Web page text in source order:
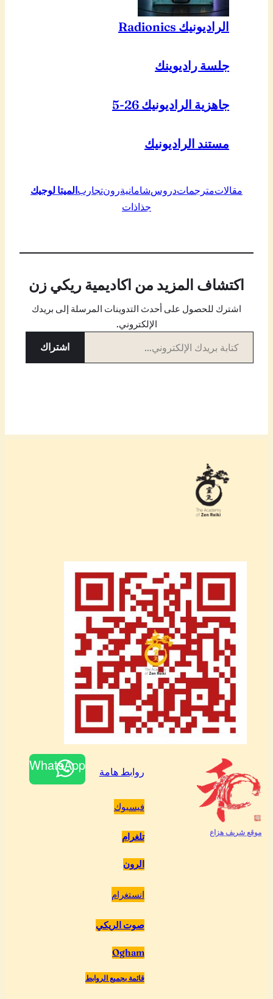
الراديونيك Radionics
جلسة راديوينك
جاهزية الراديونيك 26-5
مستند الراديونيك
مقالاتمترجماتدروسشامانيةرونتجاربالميتا لوجيك
جذاذات
اكتشاف المزيد من اكاديمية ريكي زن
اشترك للحصول على أحدث التدوينات المرسلة إلى بريدك
الإلكتروني.
كتابة بريدك الإلكتروني…
اشتراك
موقع شريف هزاع
روابط هامة
فيسبوك
تلغرام
الرون
انستغرام
صوت الريكي
Ogham
قائمة بجميع الروابط
WhatsApp